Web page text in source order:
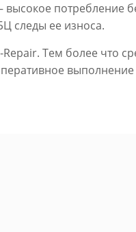
высокое потребление
следы ее износа.
Тем более что
выполнение